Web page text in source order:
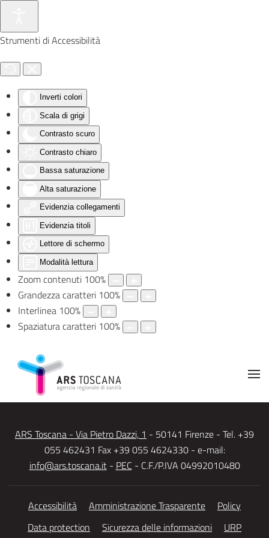
Strumenti di Accessibilità
Inverti colori
Scala di grigi
Contrasto scuro
Contrasto chiaro
Bassa saturazione
Alta saturazione
Evidenzia collegamenti
Evidenzia titoli
Lettore di schermo
Modalità lettura
Zoom contenuti 100%
Grandezza caratteri 100%
Interlinea 100%
Spaziatura caratteri 100%
Skip to main content
ARS Toscana - Via Pietro Dazzi, 1 - 50141 Firenze - Tel. +39
055 462431 Fax +39 055 4624330 - e-mail:
info@ars.toscana.it- PEC - C.F./P.IVA 04992010480
Accessibilità Amministrazione Trasparente
Policy
Data protection
Sicurezza delle informazioni URP